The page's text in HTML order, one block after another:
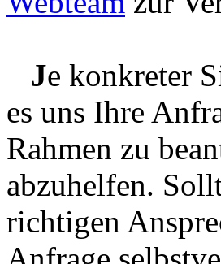
Je konkreter
es uns Ihre
Rahmen zu
abzuhelfen.
richtigen